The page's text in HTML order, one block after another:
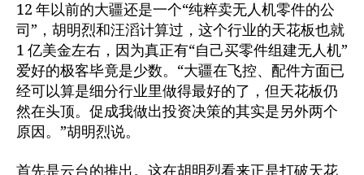
12 年以前的大疆还是一个“纯粹卖无人机零件的公
司”，胡明烈和汪滔计算过，这个行业的天花板也就
1 亿美金左右，因为真正有“自己买零件组建无人机”
爱好的极客毕竟是少数。“大疆在飞控、配件方面已
经可以算是细分行业里做得最好的了，但天花板仍
然在头顶。促成我做出投资决策的其实是另外两个
原因。”胡明烈说。